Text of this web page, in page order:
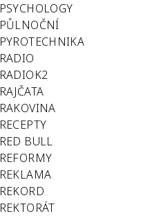
PSYCHOLOGY
PŮLNOČNÍ
PYROTECHNIKA
RADIO
RADIOK2
RAJČATA
RAKOVINA
RECEPTY
RED BULL
REFORMY
REKLAMA
REKORD
REKTORÁT